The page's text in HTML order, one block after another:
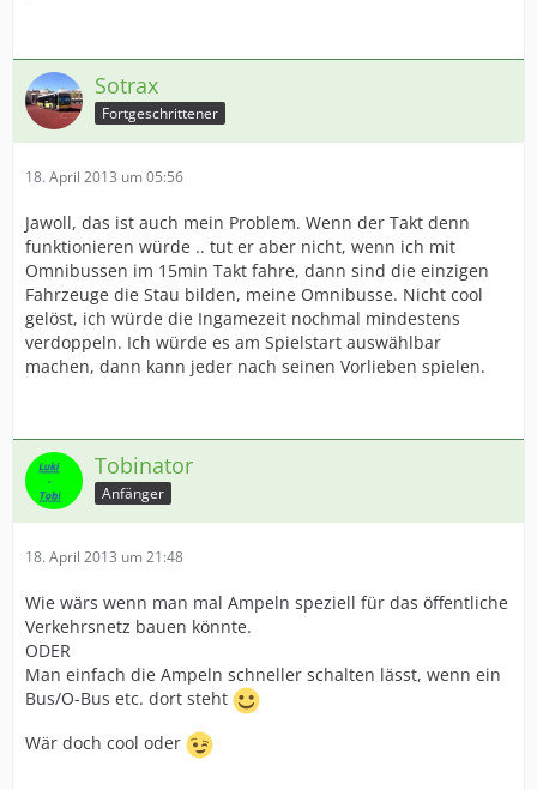
Sotrax
Fortgeschrittener
18. April 2013 um 05:56
Jawoll, das ist auch mein Problem. Wenn der Takt denn
funktionieren würde .. tut er aber nicht, wenn ich mit
Omnibussen im 15min Takt fahre, dann sind die einzigen
Fahrzeuge die Stau bilden, meine Omnibusse. Nicht cool
gelöst, ich würde die Ingamezeit nochmal mindestens
verdoppeln. Ich würde es am Spielstart auswählbar
machen, dann kann jeder nach seinen Vorlieben spielen.
Tobinator
Anfänger
18. April 2013 um 21:48
Wie wärs wenn man mal Ampeln speziell für das öffentliche
Verkehrsnetz bauen könnte.
ODER
Man einfach die Ampeln schneller schalten lässt, wenn ein
Bus/O-Bus etc. dort steht
Wär doch cool oder